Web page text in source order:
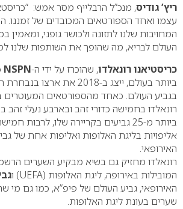
ריץ’ גודיס, מנכ”ל הרבלייף מסר אמש:
עצמו ואחד הספורטאים המכובדים של זמננו.
המחויבות שלנו לתזונה ולכושר גופני,
העולם לבריא, מה שהופך את השותפות שלנו
כריסטיאנו רונאלדו, שהוכרז על ידי ה-NSPN
ביותר בעולם, ייצג ב-2018 את
בגביע העולם. כאחד מהספורטאים המעוטרים
רונאלדו בחמישה כדורי זהב ובארבע נעלי זהב
ביותר מ-25 גביעים בקריירה שלו, לרבות
אליפויות בליגת האלופות ואליפות אחת של
האירופאי.
רונאלדו מחזיק גם בשיא מבקיע השערים
המובילות באירופה, ליגת האלופות (UEFA) ו
האירופאי, גביע העולם של פיפ”א, כמו גם מי
שערים בעונת ליגת האלופות.